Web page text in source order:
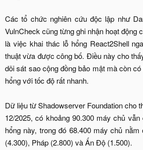
Các tổ chức nghiên cứu độc lập như
VulnCheck cũng từng ghi nhận hoạt động
là việc khai thác lỗ hổng React2Shell
thuật vừa được công bố. Điều này cho
dõi sát sao cộng đồng bảo mật mà còn
hổng với tốc độ rất nhanh.
Dữ liệu từ Shadowserver Foundation cho
12/2025, có khoảng 90.300 máy chủ
hổng này, trong đó 68.400 máy chủ
(4.300), Pháp (2.800) và Ấn Độ (1.500).​